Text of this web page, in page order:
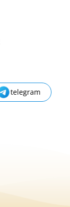
telegram